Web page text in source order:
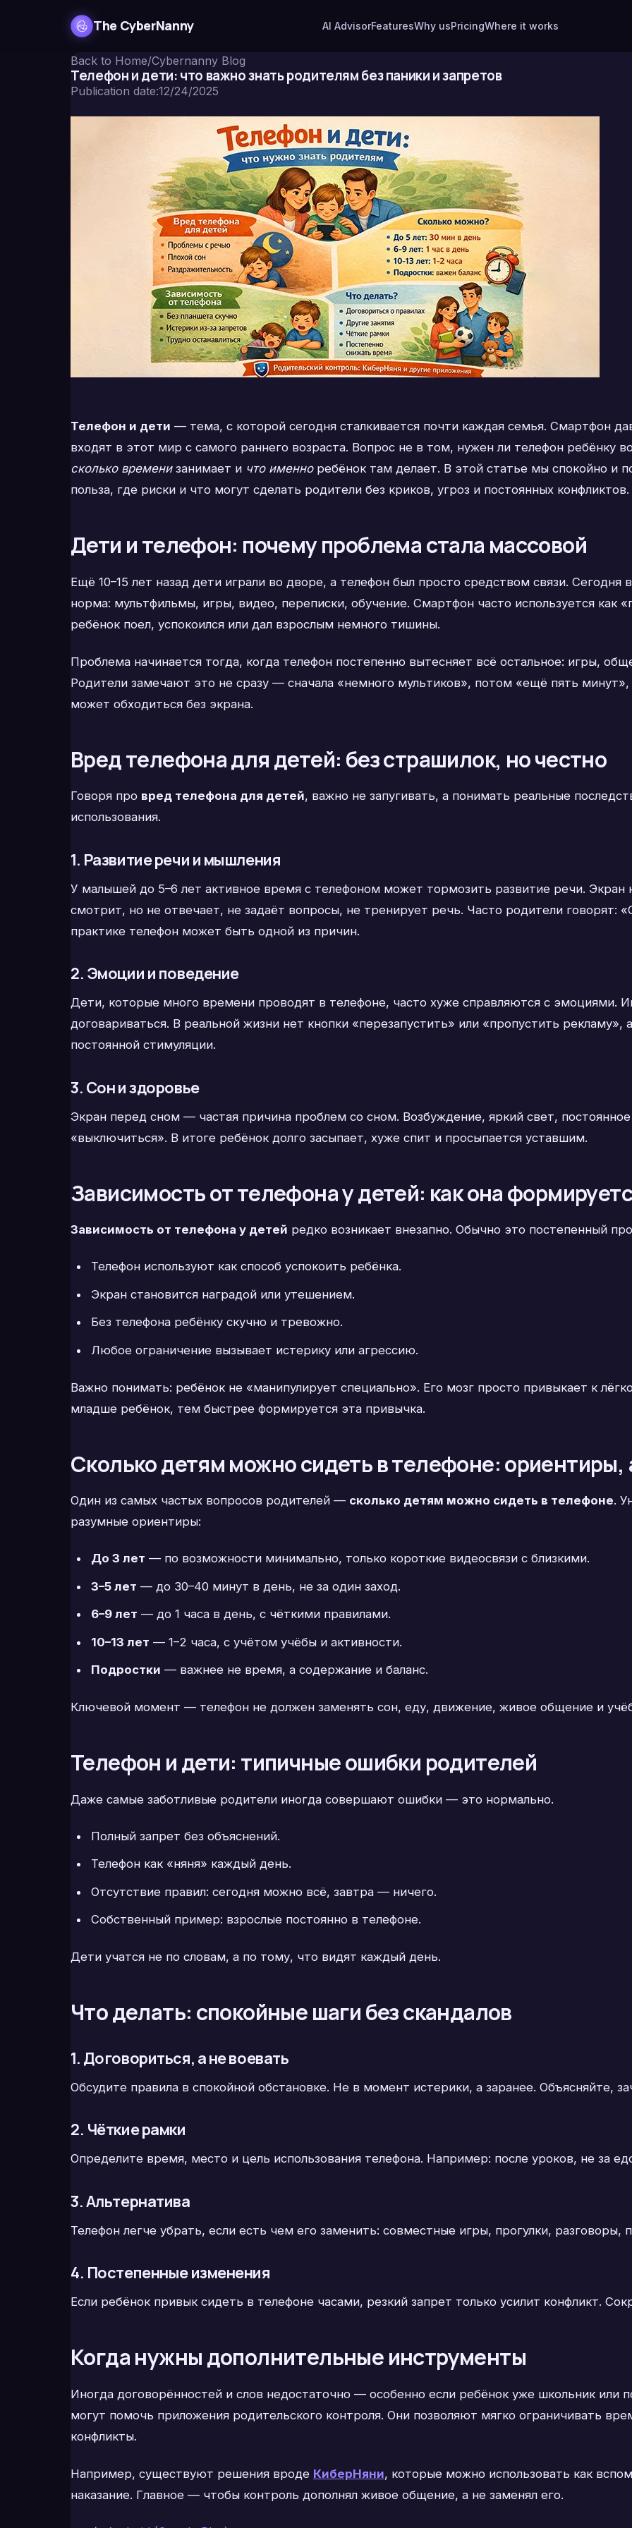
The CyberNanny AI AdvisorFeaturesWhy usPricingWhere it works
Back to Home/Cybernanny Blog
Телефон и дети: что важно знать родителям без паники и запретов
Publication date:12/24/2025
Телефон и дети — тема, с которой сегодня сталкивается почти каждая семья. Смартфон
входят в этот мир с самого раннего возраста. Вопрос не в том, нужен ли телефон ребёнку
сколько временизанимает и что именноребёнок там делает. В этой статье мы спокойно и
польза, где риски и что могут сделать родители без криков, угроз и постоянных конфликтов.
Дети и телефон: почему проблема стала массовой
Ещё 10–15 лет назад дети играли во дворе, а телефон был просто средством связи. Сегодня
норма: мультфильмы, игры, видео, переписки, обучение. Смартфон часто используется как
ребёнок поел, успокоился или дал взрослым немного тишины.
Проблема начинается тогда, когда телефон постепенно вытесняет всё остальное: игры,
Родители замечают это не сразу — сначала «немного мультиков», потом «ещё пять минут»,
может обходиться без экрана.
Вред телефона для детей: без страшилок, но честно
Говоря про вред телефона для детей, важно не запугивать, а понимать реальные
использования.
1. Развитие речи и мышления
У малышей до 5–6 лет активное время с телефоном может тормозить развитие речи. Экран
смотрит, но не отвечает, не задаёт вопросы, не тренирует речь. Часто родители говорят:
практике телефон может быть одной из причин.
2. Эмоции и поведение
Дети, которые много времени проводят в телефоне, часто хуже справляются с эмоциями.
договариваться. В реальной жизни нет кнопки «перезапустить» или «пропустить рекламу»,
постоянной стимуляции.
3. Сон и здоровье
Экран перед сном — частая причина проблем со сном. Возбуждение, яркий свет,
«выключиться». В итоге ребёнок долго засыпает, хуже спит и просыпается уставшим.
Зависимость от телефона у детей: как она
Зависимость от телефона у детей редко возникает внезапно. Обычно это постепенный
Телефон используют как способ успокоить ребёнка.
Экран становится наградой или утешением.
Без телефона ребёнку скучно и тревожно.
Любое ограничение вызывает истерику или агрессию.
Важно понимать: ребёнок не «манипулирует специально». Его мозг просто привыкает к
младше ребёнок, тем быстрее формируется эта привычка.
Сколько детям можно сидеть в телефоне: ориентиры,
Один из самых частых вопросов родителей — сколько детям можно сидеть в телефоне.
разумные ориентиры:
До 3 лет — по возможности минимально, только короткие видеосвязи с близкими.
3–5 лет — до 30–40 минут в день, не за один заход.
6–9 лет — до 1 часа в день, с чёткими правилами.
10–13 лет — 1–2 часа, с учётом учёбы и активности.
Подростки — важнее не время, а содержание и баланс.
Ключевой момент — телефон не должен заменять сон, еду, движение, живое общение и
Телефон и дети: типичные ошибки родителей
Даже самые заботливые родители иногда совершают ошибки — это нормально.
Полный запрет без объяснений.
Телефон как «няня» каждый день.
Отсутствие правил: сегодня можно всё, завтра — ничего.
Собственный пример: взрослые постоянно в телефоне.
Дети учатся не по словам, а по тому, что видят каждый день.
Что делать: спокойные шаги без скандалов
1. Договориться, а не воевать
Обсудите правила в спокойной обстановке. Не в момент истерики, а заранее. Объясняйте,
2. Чёткие рамки
Определите время, место и цель использования телефона. Например: после уроков, не за
3. Альтернатива
Телефон легче убрать, если есть чем его заменить: совместные игры, прогулки, разговоры,
4. Постепенные изменения
Если ребёнок привык сидеть в телефоне часами, резкий запрет только усилит конфликт.
Когда нужны дополнительные инструменты
Иногда договорённостей и слов недостаточно — особенно если ребёнок уже школьник или
могут помочь приложения родительского контроля. Они позволяют мягко ограничивать
конфликты.
Например, существуют решения вроде КиберНяни, которые можно использовать как
наказание. Главное — чтобы контроль дополнял живое общение, а не заменял его.